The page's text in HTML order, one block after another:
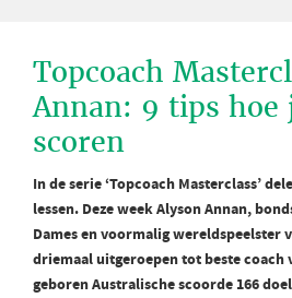
Topcoach
Annan: 9 tips hoe
scoren
In de serie ‘Topcoach Masterclass’
lessen. Deze week Alyson Annan,
Dames en voormalig wereldspeelster
driemaal uitgeroepen tot beste coach
geboren Australische scoorde 166